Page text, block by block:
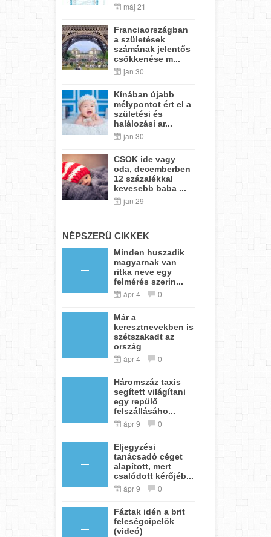
máj 21
Franciaországban
a születések
számának jelentős
csökkenése m...
jan 30
Kínában újabb
mélypontot ért el a
születési és
halálozási ar...
jan 30
CSOK ide vagy
oda, decemberben
12 százalékkal
kevesebb baba ...
jan 29
NÉPSZERŰ CIKKEK
Minden huszadik
magyarnak van
ritka neve egy
felmérés szerin...
ápr 4 0
Már a
keresztnevekben is
szétszakadt az
ország
ápr 4 0
Háromszáz taxis
segített világítani
egy repülő
felszállásáho...
ápr 9 0
Eljegyzési
tanácsadó céget
alapított, mert
csalódott kérőjéb...
ápr 9 0
Fáztak idén a brit
feleségcipelők
(videó)